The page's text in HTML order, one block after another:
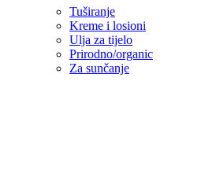
Tuširanje
Kreme i losioni
Ulja za tijelo
Prirodno/organic
Za sunčanje